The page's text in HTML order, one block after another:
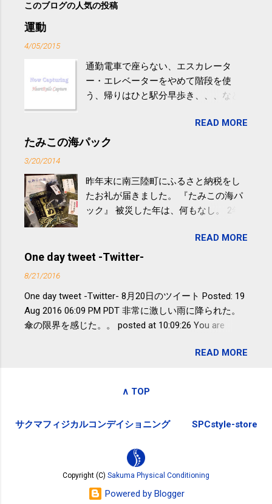
このブログの人気の投稿
運動
4/05/2015
通勤電車で座らない、エスカレータ
ー・エレベーターをやめて階段を使
う、帰りはひと駅分早歩き、、、など
やすい。 スポーツウェア・シューズで
するものだけが運動ではない。 食べ
けると改善する、との結果を筑波大の
研究チームが発表した。改善が期待で
きるのは、過度の飲酒が原因ではない
減らなくても効果があるという。 正田
教授は「汗ばむ程度の運動を毎日３０
波大「減量しなくても効果」 - ニュー
ス - アピタル（医療・健康）
READ MORE
たみこの海パック
3/20/2014
昨年末に南三陸町にふるさと納税をし
たお礼が届きました。 『たみこの海パ
ック』 被災した年は、何もなし。 2年
が『たみこの海パック』。 ボランティ
アや募金が苦手で、、、被災地の少し
全く考えていなかったので、貰えると
少しづつ復興してる感が伝わってきて
嬉しいです。 あと、ふるさと納税が節
ですが、節税になるほど稼げていない
税務局｜ふるさと納税など個人住民税
READ MORE
One day tweet -Twitter-
8/21/2016
One day tweet -Twitter- 8月20日のツイート Posted: 19
Aug 2016 06:09 PM PDT 非常に激しい雨に降られた。
傘の限界を感じた。。 posted at 10:09:26 You are
SAKUMA(@SPC_Sakuma) - Twilog . To stop receiving
Parkway, Mountain View, CA 94043, United States
READ MORE
∧ TOP
サクマフィジカルコンデイショニング SPCstyle-store
Copyright (C) Sakuma Physical Conditioning
Powered by Blogger